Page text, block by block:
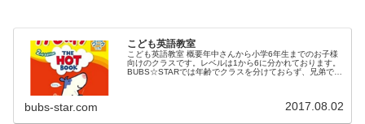
こども英語教室
こども英語教室 概要年中さんから小学6年生までのお子様
向けのクラスです。レベルは1から6に分かれております。
BUBS☆STARでは年齢でクラスを分けておらず、兄弟で同
bubs-star.com 2017.08.02